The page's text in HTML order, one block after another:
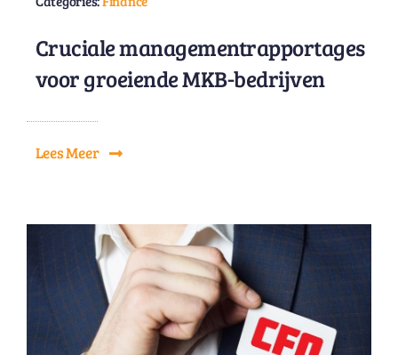
Cruciale managementrapportages
voor groeiende MKB-bedrijven
Lees Meer